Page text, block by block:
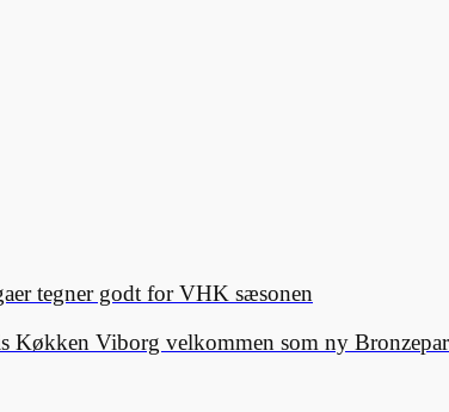
tegner godt for VHK sæsonen
Køkken Viborg velkommen som ny